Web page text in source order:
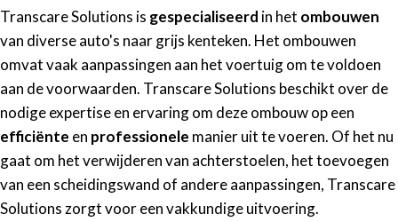
Transcare Solutions is gespecialiseerd in het ombouwen
van diverse auto's naar grijs kenteken. Het ombouwen
omvat vaak aanpassingen aan het voertuig om te voldoen
aan de voorwaarden. Transcare Solutions beschikt over de
nodige expertise en ervaring om deze ombouw op een
efficiënte en professionele manier uit te voeren. Of het nu
gaat om het verwijderen van achterstoelen, het toevoegen
van een scheidingswand of andere aanpassingen, Transcare
Solutions zorgt voor een vakkundige uitvoering.